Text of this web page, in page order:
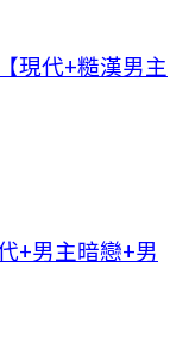
現代+糙漢男主
+男主暗戀+男